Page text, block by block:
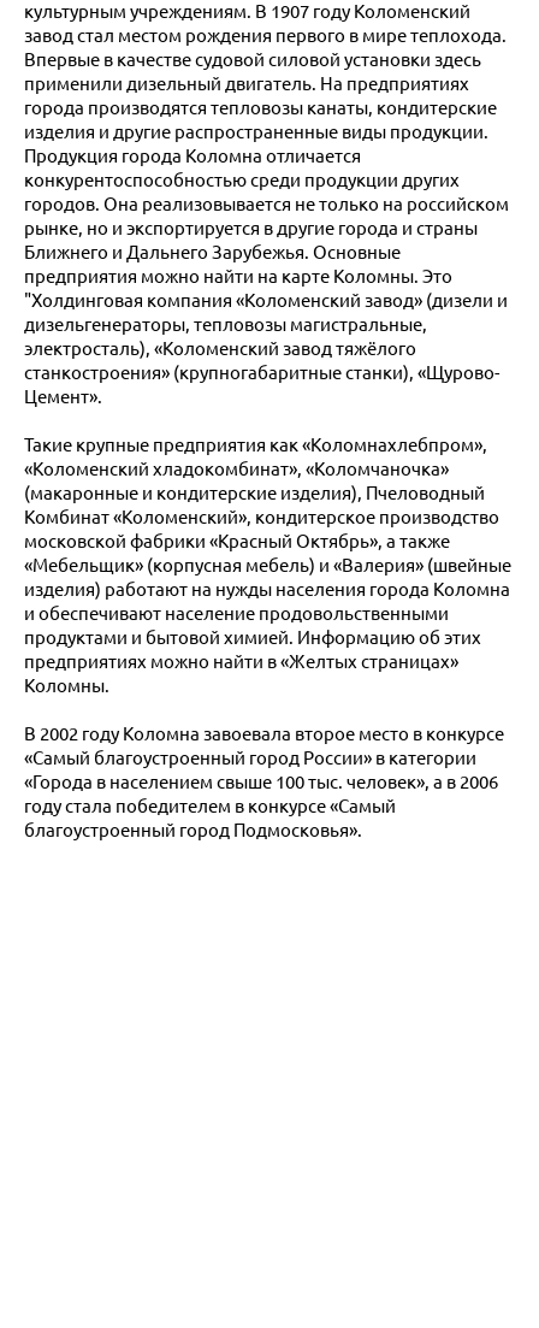
культурным учреждениям. В 1907 году Коломенский
завод стал местом рождения первого в мире теплохода.
Впервые в качестве судовой силовой установки здесь
применили дизельный двигатель. На предприятиях
города производятся тепловозы канаты, кондитерские
изделия и другие распространенные виды продукции.
Продукция города Коломна отличается
конкурентоспособностью среди продукции других
городов. Она реализовывается не только на российском
рынке, но и экспортируется в другие города и страны
Ближнего и Дальнего Зарубежья. Основные
предприятия можно найти на карте Коломны. Это
"Холдинговая компания «Коломенский завод» (дизели и
дизельгенераторы, тепловозы магистральные,
электросталь), «Коломенский завод тяжёлого
станкостроения» (крупногабаритные станки), «Щурово-
Цемент».
Такие крупные предприятия как «Коломнахлебпром»,
«Коломенский хладокомбинат», «Коломчаночка»
(макаронные и кондитерские изделия), Пчеловодный
Комбинат «Коломенский», кондитерское производство
московской фабрики «Красный Октябрь», а также
«Мебельщик» (корпусная мебель) и «Валерия» (швейные
изделия) работают на нужды населения города Коломна
и обеспечивают население продовольственными
продуктами и бытовой химией. Информацию об этих
предприятиях можно найти в «Желтых страницах»
Коломны.
В 2002 году Коломна завоевала второе место в конкурсе
«Самый благоустроенный город России» в категории
«Города в населением свыше 100 тыс. человек», а в 2006
году стала победителем в конкурсе «Самый
благоустроенный город Подмосковья».